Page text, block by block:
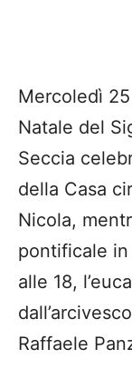
Mercoledì
Natale del
Seccia
della Casa
Nicola,
pontificale
alle 18,
Raffaele